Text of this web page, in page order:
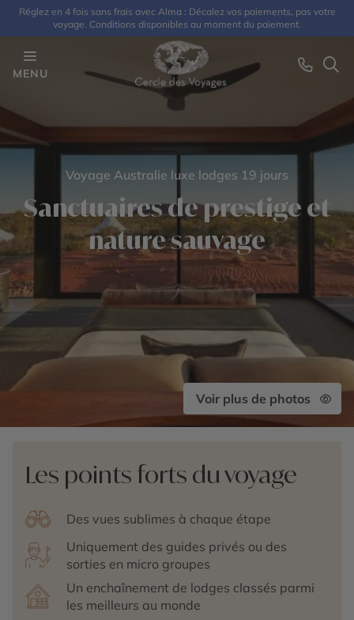
Réglez en 4 fois sans frais avec Alma : Décalez vos paiements, pas votre
voyage. Conditions disponibles au moment du paiement.
MENU
Voyage Australie luxe lodges 19 jours
Sanctuaires de prestige et
nature sauvage
Voir plus de photos
Les points forts du voyage
Des vues sublimes à chaque étape
Uniquement des guides privés ou des
sorties en micro groupes
Un enchaînement de lodges classés parmi
les meilleurs au monde